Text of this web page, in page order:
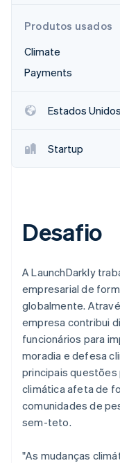
Produtos usados
Climate
Payments
Estados Unidos
Startup
Desafio
A LaunchDarkly
empresarial de
globalmente.
empresa contribui
funcionários para
moradia e defesa
principais questões
climática afeta de
comunidades de
sem-teto.
"As mudanças